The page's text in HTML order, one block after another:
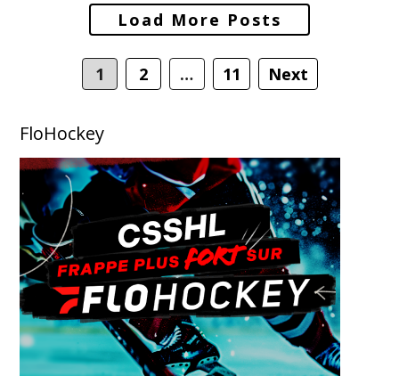
Load More Posts
Posts
navigation
1 2 … 11 Next
FloHockey